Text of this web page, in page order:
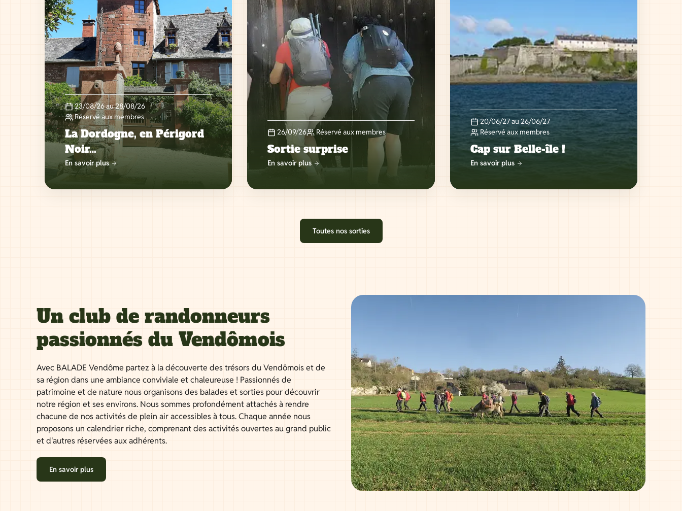
23/08/26 au 28/08/26
Réservé aux membres
La Dordogne, en Périgord
Noir…
En savoir plus
26/09/26 Réservé aux membres
Sortie surprise
En savoir plus
20/06/27 au 26/06/27
Réservé aux membres
Cap sur Belle-île !
En savoir plus
Toutes nos sorties
Un club de randonneurs
passionnés du Vendômois
Avec BALADE Vendôme partez à la découverte des trésors du Vendômois et de
sa région dans une ambiance conviviale et chaleureuse ! Passionnés de
patrimoine et de nature nous organisons des balades et sorties pour découvrir
notre région et ses environs. Nous sommes profondément attachés à rendre
chacune de nos activités de plein air accessibles à tous. Chaque année nous
proposons un calendrier riche, comprenant des activités ouvertes au grand public
et d'autres réservées aux adhérents.
En savoir plus